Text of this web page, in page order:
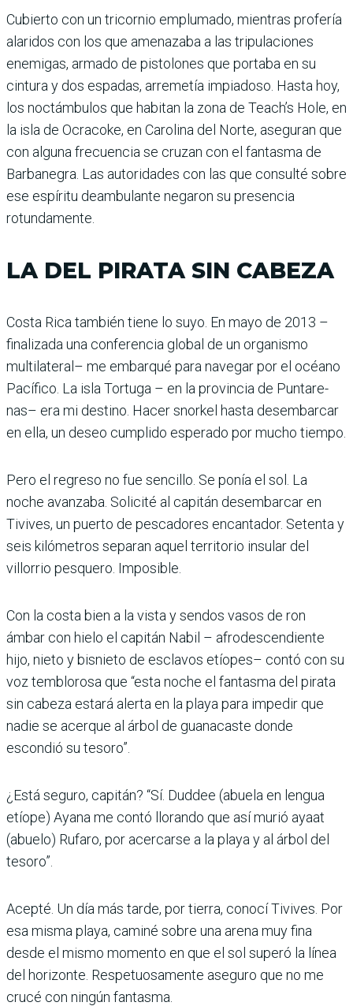
Cubierto con un tricornio emplumado, mien­tras profería
alaridos con los que amenazaba a las tripula­ciones
enemigas, armado de pistolones que portaba en su
cintura y dos espadas, arre­metía impiadoso. Hasta hoy,
los noctámbulos que habitan la zona de Teach’s Hole, en
la isla de Ocracoke, en Carolina del Norte, aseguran que
con alguna frecuencia se cruzan con el fantasma de
Barbane­gra. Las autoridades con las que consulté sobre
ese espí­ritu deambulante negaron su presencia
rotundamente.
LA DEL PIRATA SIN CABEZA
Costa Rica también tiene lo suyo. En mayo de 2013 –
finalizada una conferen­cia global de un organismo
multilateral– me embarqué para navegar por el océano
Pacífico. La isla Tortuga – en la provincia de Puntare­
nas– era mi destino. Hacer snorkel hasta desembar­car
en ella, un deseo cum­plido esperado por mucho tiempo.
Pero el regreso no fue sencillo. Se ponía el sol. La
noche avanzaba. Solicité al capitán desembarcar en
Tivives, un puerto de pesca­dores encantador. Setenta y
seis kilómetros separan aquel territorio insular del
villorrio pesquero. Imposible.
Con la costa bien a la vista y sendos vasos de ron
ámbar con hielo el capitán Nabil – afrodescendiente
hijo, nieto y bisnieto de esclavos etíopes– contó con su
voz temblorosa que “esta noche el fantasma del pirata
sin cabeza estará alerta en la playa para impe­dir que
nadie se acerque al árbol de guanacaste donde
escondió su tesoro”.
¿Está seguro, capitán? “Sí. Dud­dee (abuela en lengua
etíope) Ayana me contó llorando que así murió ayaat
(abuelo) Rufaro, por acercarse a la playa y al árbol del
tesoro”.
Acepté. Un día más tarde, por tierra, conocí Tivives. Por
esa misma playa, caminé sobre una arena muy fina
desde el mismo momento en que el sol superó la línea
del horizonte. Respetuosamente aseguro que no me
crucé con ningún fantasma.